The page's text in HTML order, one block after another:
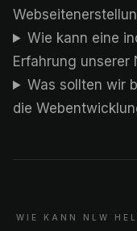
Wie kann eine
Erfahrung unserer
Was sollten wir
die
WIE KANN NLW